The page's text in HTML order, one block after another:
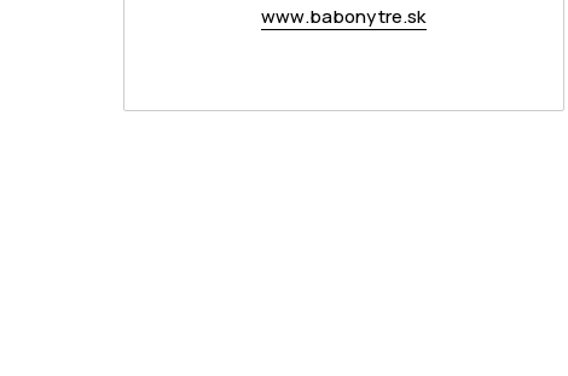
www.babonytre.sk